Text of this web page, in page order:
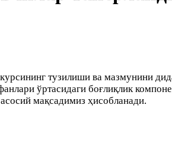
тузилиши ва мазмунини
ўртасидаги боғлиқлик
мақсадимиз ҳисобланади.